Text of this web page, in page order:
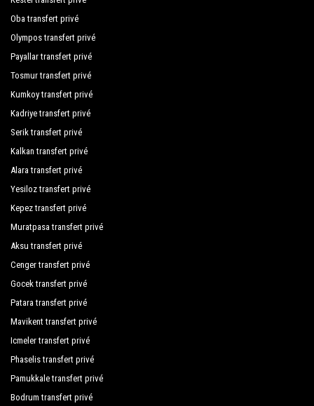
Sun Star Beach Hotel
Trade Meridian Residence
Xeno Sonas Alpina Hotel
Oba transfert privé
Olympos transfert privé
Payallar transfert privé
Tosmur transfert privé
Kumkoy transfert privé
Kadriye transfert privé
Serik transfert privé
Kalkan transfert privé
Alara transfert privé
Yesiloz transfert privé
Kepez transfert privé
Muratpasa transfert privé
Aksu transfert privé
Cenger transfert privé
Gocek transfert privé
Patara transfert privé
Mavikent transfert privé
Icmeler transfert privé
Phaselis transfert privé
Pamukkale transfert privé
Bodrum transfert privé